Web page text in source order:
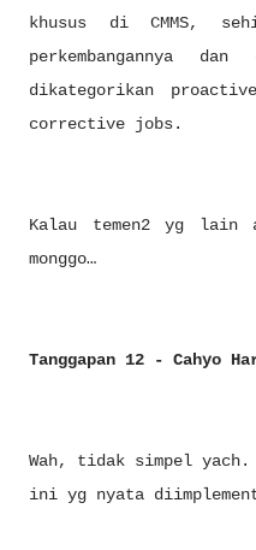
khusus di CMMS,
perkembangannya
dikategorikan
corrective jobs.
Kalau temen2 yg lain
monggo…
Tanggapan 12 - Cahyo
Wah, tidak simpel
ini yg nyata